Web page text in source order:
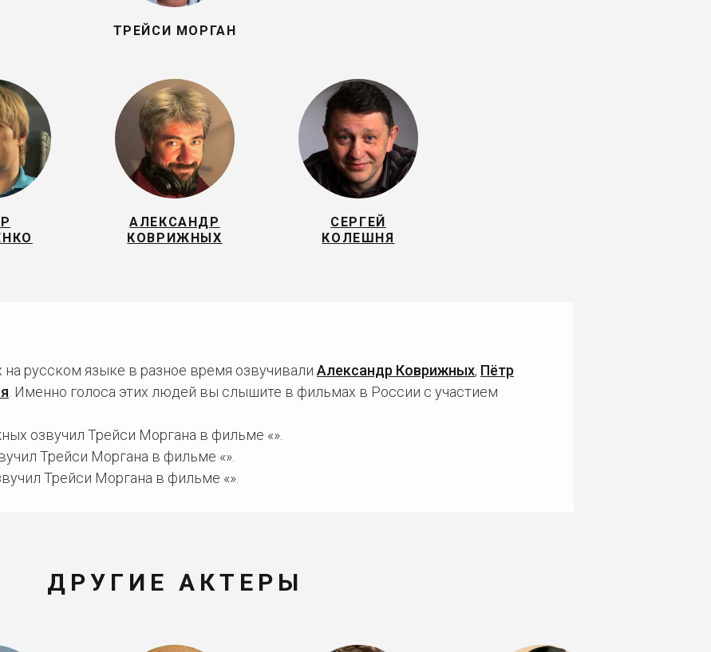
ТРЕЙСИ МОРГАН
АЛЕКСАНДР
КОВРИЖНЫХ
СЕРГЕЙ
КОЛЕШНЯ
русском языке в разное время озвучивали Александр Коврижных, Пётр
. Именно голоса этих людей вы слышите в фильмах в России с участием
озвучил Трейси Моргана в фильме «».
Трейси Моргана в фильме «».
Трейси Моргана в фильме «».
ДРУГИЕ АКТЕРЫ